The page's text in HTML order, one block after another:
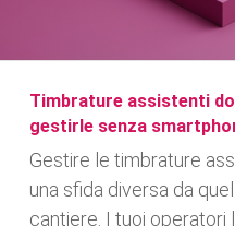
Timbrature assistenti
gestirle senza
Gestire le timbrature
una sfida diversa da
cantiere. I tuoi operatori